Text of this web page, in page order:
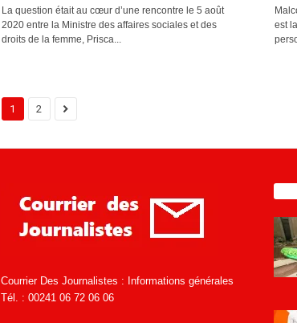
La question était au cœur d’une rencontre le 5 août
2020 entre la Ministre des affaires sociales et des
droits de la femme, Prisca...
est
1 2
Courrier Des Journalistes : Informations générales
Tél. : 00241 06 72 06 06